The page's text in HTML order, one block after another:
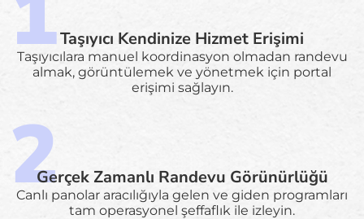
Taşıyıcı Kendinize Hizmet Erişimi
Taşıyıcılara manuel koordinasyon olmadan randevu
almak, görüntülemek ve yönetmek için portal
erişimi sağlayın.
Gerçek Zamanlı Randevu Görünürlüğü
Canlı panolar aracılığıyla gelen ve giden programları
tam operasyonel şeffaflık ile izleyin.